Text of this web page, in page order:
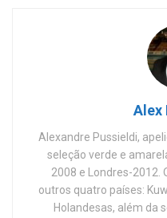
Alex
Alexandre Pussieldi,
seleção verde e
2008 e Londres-2012.
outros quatro países:
Holandesas, além da